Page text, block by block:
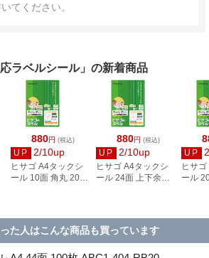
てください。
ラベルシール」の新着商品
880円 (税込)
UP 2/10up
ヒサゴ A4タックシ
ール 10面 角丸 20シ
880円 (税込)
UP 2/10up
ヒサゴ A4タックシ
ール 24面 上下余白
UP
ヒサ
ール
た人はこんな商品も買っています